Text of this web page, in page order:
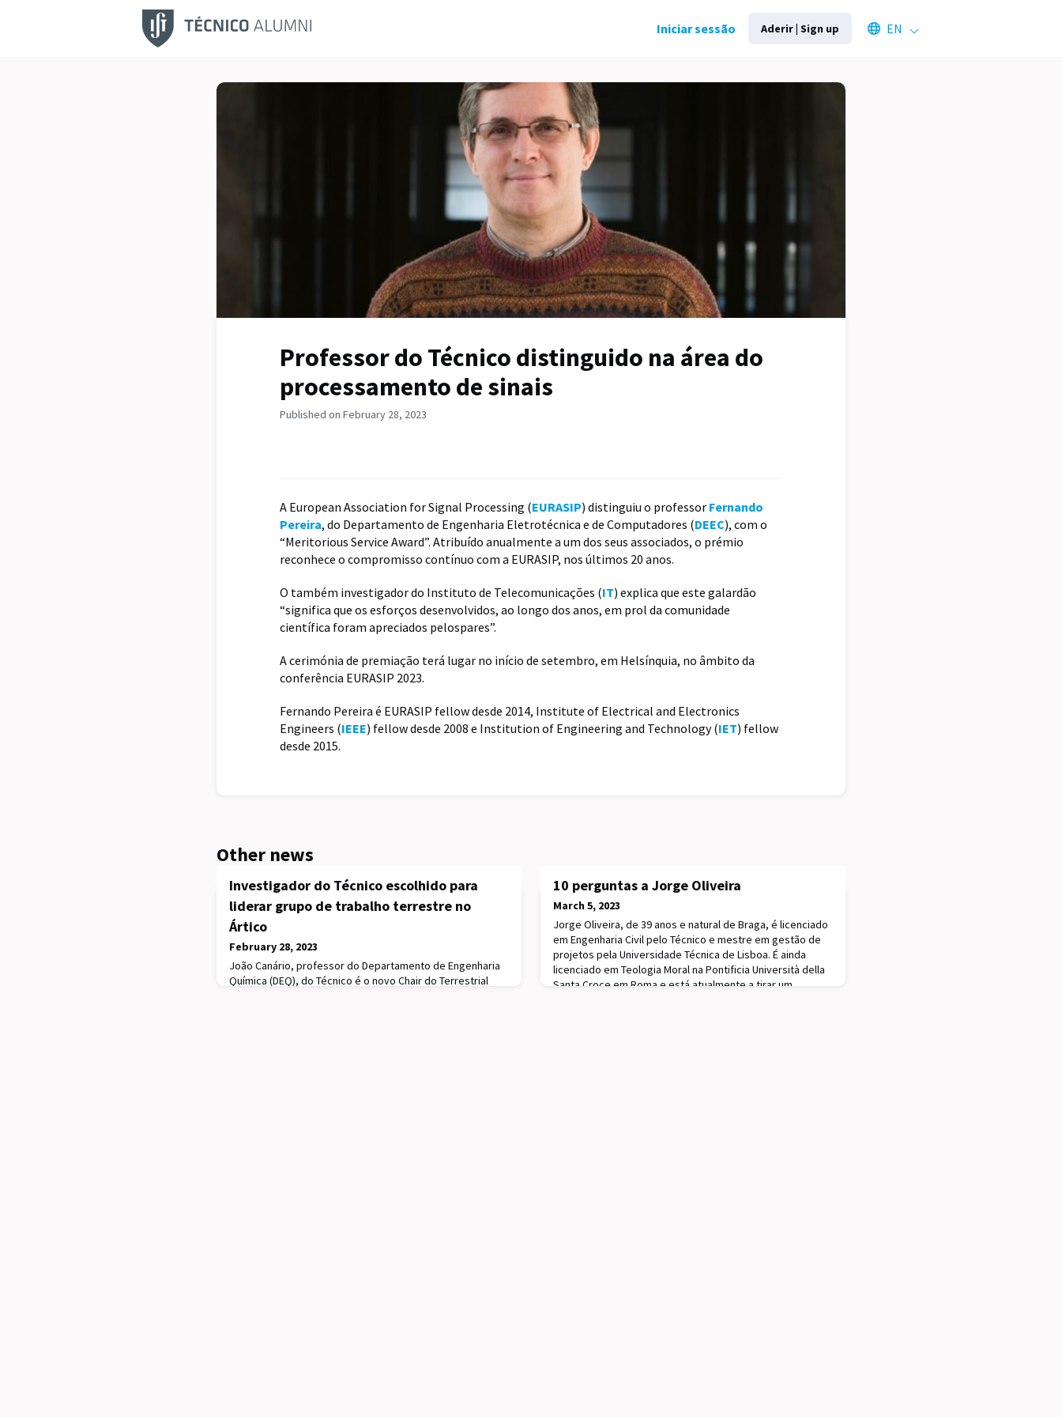
Notícias Carreira
Iniciar sessão Aderir | Sign up Select an available language
EN
Professor do Técnico distinguido na área do
processamento de sinais
Published on February 28, 2023
A European Association for Signal Processing (EURASIP) distinguiu o professor Fernando
Pereira, do Departamento de Engenharia Eletrotécnica e de Computadores (DEEC), com o
“Meritorious Service Award”. Atribuído anualmente a um dos seus associados, o prémio
reconhece o compromisso contínuo com a EURASIP, nos últimos 20 anos.
O também investigador do Instituto de Telecomunicações (IT) explica que este galardão
“significa que os esforços desenvolvidos, ao longo dos anos, em prol da comunidade
científica foram apreciados pelospares”.
A cerimónia de premiação terá lugar no início de setembro, em Helsínquia, no âmbito da
conferência EURASIP 2023.
Fernando Pereira é EURASIP fellow desde 2014, Institute of Electrical and Electronics
Engineers (IEEE) fellow desde 2008 e Institution of Engineering and Technology (IET) fellow
desde 2015.
Other news
Investigador do Técnico escolhido para
liderar grupo de trabalho terrestre no
Ártico
February 28, 2023
João Canário, professor do Departamento de Engenharia
Química (DEQ), do Técnico é o novo Chair do Terrestrial
10 perguntas a Jorge Oliveira
March 5, 2023
Jorge Oliveira, de 39 anos e natural de Braga, é licenciado
em Engenharia Civil pelo Técnico e mestre em gestão de
projetos pela Universidade Técnica de Lisboa. É ainda
licenciado em Teologia Moral na Pontificia Università della
Santa Croce em Roma e está atualmente a tirar um